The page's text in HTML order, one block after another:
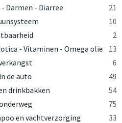
- Darmen - Diarree
21
10
2
- Vitaminen - Omega olie
13
6
de auto
49
drinkbakken
54
75
en vachtverzorging
33